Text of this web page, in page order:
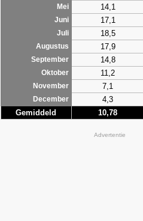
Mei 14,1
Juni 17,1
Juli 18,5
Augustus 17,9
September 14,8
Oktober
11,2
November
7,1
December
4,3
Gemiddeld 10,78
Advertentie